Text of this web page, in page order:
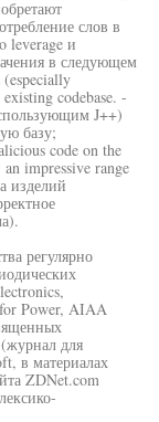
слов в
leverage и
в следующем
codebase. -
J++)
базу;
code on the
impressive range
изделий
регулярно
Power, AIAA
для
в материалах
ZDNet.com